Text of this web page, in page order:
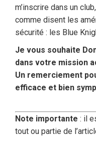
m’inscrire dans un
comme disent les
sécurité : les Blue
Je vous souhaite
dans votre mission
Un remerciement
efficace et bien
Note importante : il
tout ou partie de